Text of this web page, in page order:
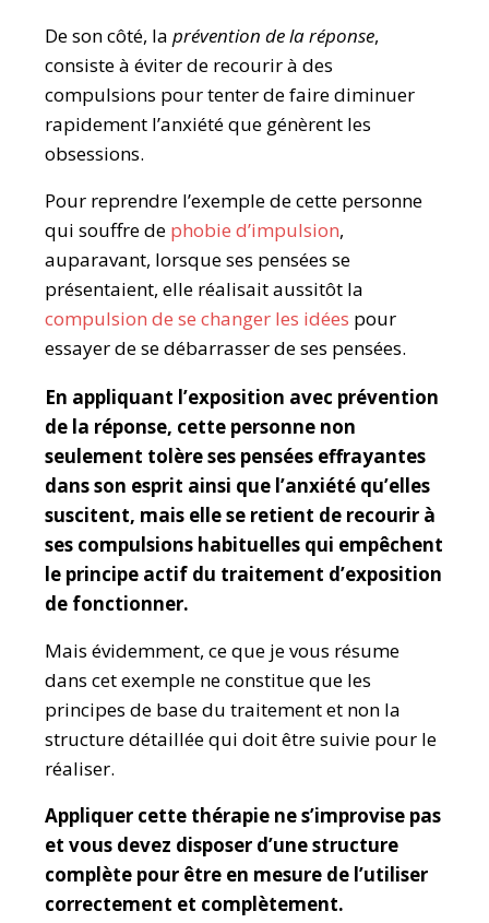
De son côté, la prévention de la réponse,
consiste à éviter de recourir à des
compulsions pour tenter de faire diminuer
rapidement l’anxiété que génèrent les
obsessions.
Pour reprendre l’exemple de cette personne
qui souffre de phobie d’impulsion,
auparavant, lorsque ses pensées se
présentaient, elle réalisait aussitôt la
compulsion de se changer les idées pour
essayer de se débarrasser de ses pensées.
En appliquant l’exposition avec prévention
de la réponse, cette personne non
seulement tolère ses pensées effrayantes
dans son esprit ainsi que l’anxiété qu’elles
suscitent, mais elle se retient de recourir à
ses compulsions habituelles qui empêchent
le principe actif du traitement d’exposition
de fonctionner.
Mais évidemment, ce que je vous résume
dans cet exemple ne constitue que les
principes de base du traitement et non la
structure détaillée qui doit être suivie pour le
réaliser.
Appliquer cette thérapie ne s’improvise pas
et vous devez disposer d’une structure
complète pour être en mesure de l’utiliser
correctement et complètement.